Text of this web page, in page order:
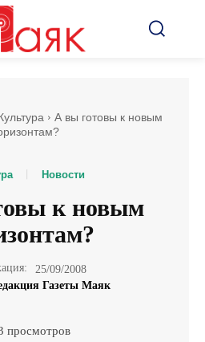
А вы готовы к новым
Новости
к новым
25/09/2008
Газеты Маяк
просмотров